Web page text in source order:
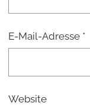
E-Mail-Adresse *
Website